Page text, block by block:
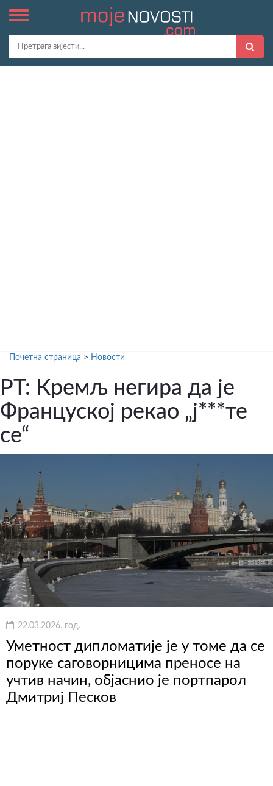
Почетна страница > Новости
РТ: Кремљ негира да је
Француској рекао „ј***те
се“
22.03.2026. год.
Уметност дипломатије је у томе да се
поруке саговорницима преносе на
учтив начин, објаснио је портпарол
Дмитриј Песков